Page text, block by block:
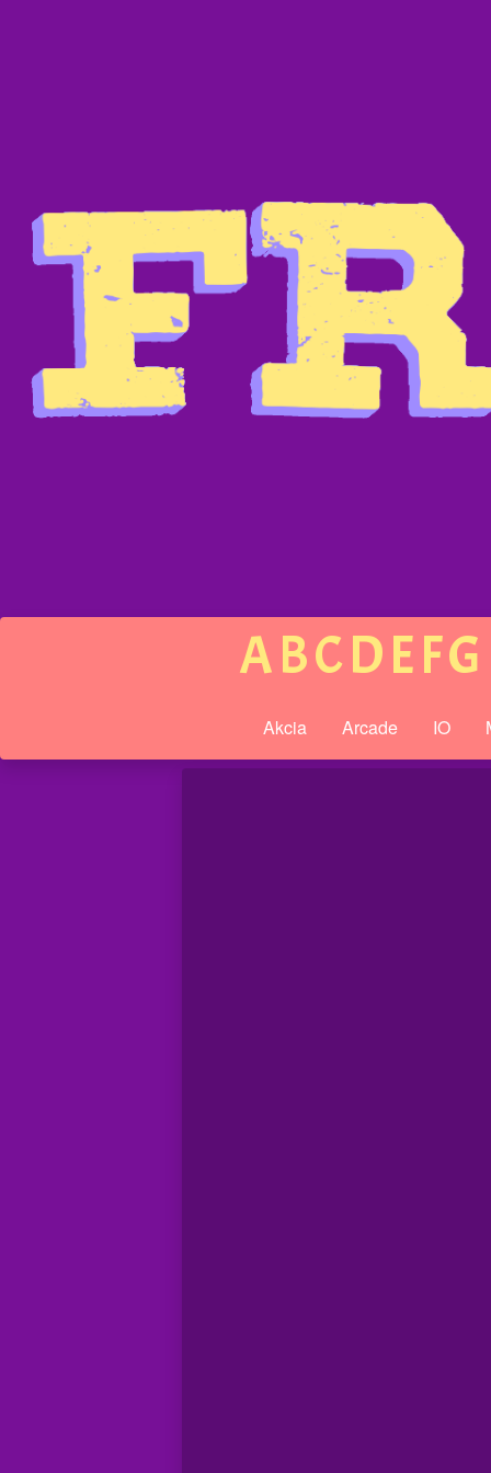
ABCDEFG
Akcia Arcade IO